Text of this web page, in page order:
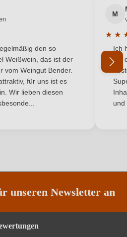
Deutschland
Fisch, Spargel, Weißes Fleisch
Qualitätswein
Weiß
Ich habe mein Passwort vergessen
Bewertung von 5 von 5 Sternen
den so
Weißwein, das ist der
vom Weingut Bender.
für uns ist es
Wir lieben diesen
M
★ ★
Ich
mit
und
unseren Newsletter an